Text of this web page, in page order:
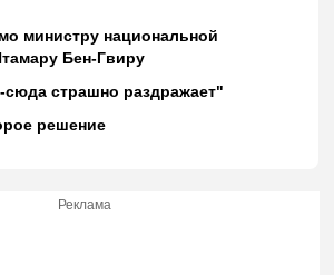
министру национальной
Бен-Гвиру
страшно раздражает"
решение
Реклама